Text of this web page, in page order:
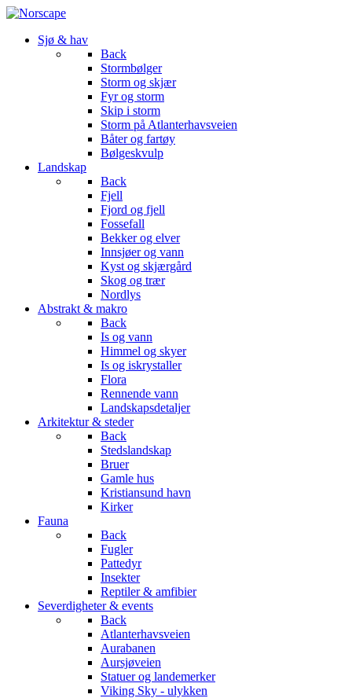
Sjø & hav
Back
Stormbølger
Storm og skjær
Fyr og storm
Skip i storm
Storm på Atlanterhavsveien
Båter og fartøy
Bølgeskvulp
Landskap
Back
Fjell
Fjord og fjell
Fossefall
Bekker og elver
Innsjøer og vann
Kyst og skjærgård
Skog og trær
Nordlys
Abstrakt & makro
Back
Is og vann
Himmel og skyer
Is og iskrystaller
Flora
Rennende vann
Landskapsdetaljer
Arkitektur & steder
Back
Stedslandskap
Bruer
Gamle hus
Kristiansund havn
Kirker
Fauna
Back
Fugler
Pattedyr
Insekter
Reptiler & amfibier
Severdigheter & events
Back
Atlanterhavsveien
Aurabanen
Aursjøveien
Statuer og landemerker
Viking Sky - ulykken